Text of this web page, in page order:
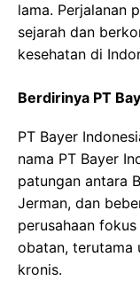
lama. Perjalanan
sejarah dan
kesehatan di
Berdirinya PT
PT Bayer
nama PT Bayer
patungan antara
Jerman, dan
perusahaan
obatan, terutama
kronis.